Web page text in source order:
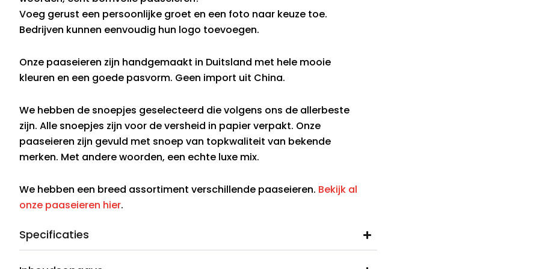
Voeg gerust een persoonlijke groet en een foto naar keuze toe.
Bedrijven kunnen eenvoudig hun logo toevoegen.
Onze paaseieren zijn handgemaakt in Duitsland met hele mooie
kleuren en een goede pasvorm. Geen import uit China.
We hebben de snoepjes geselecteerd die volgens ons de allerbeste
zijn. Alle snoepjes zijn voor de versheid in papier verpakt. Onze
paaseieren zijn gevuld met snoep van topkwaliteit van bekende
merken. Met andere woorden, een echte luxe mix.
We hebben een breed assortiment verschillende paaseieren. Bekijk al
onze paaseieren hier.
Specificaties